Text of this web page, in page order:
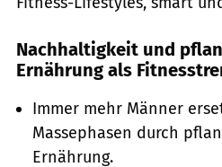
Nachhaltigkeit und
Ernährung als
Immer mehr Männer
Massephasen durch
Ernährung.